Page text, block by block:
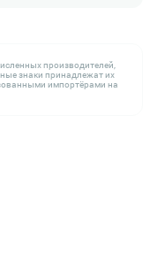
производителей,
знаки принадлежат их
импортёрами на